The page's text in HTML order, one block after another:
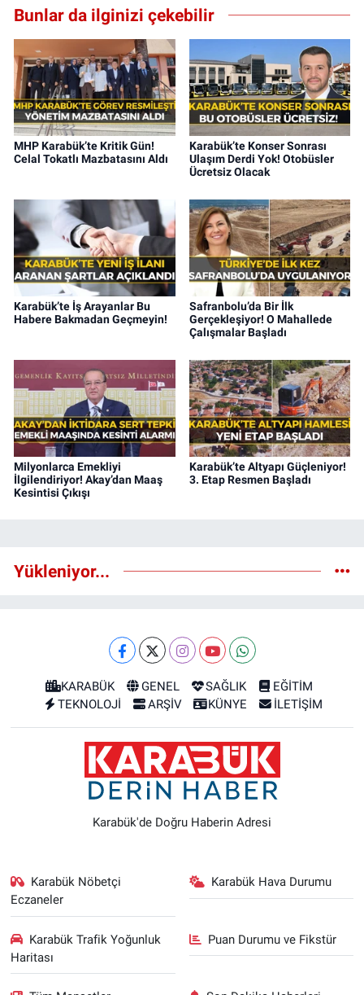
Bunlar da ilginizi çekebilir
MHP Karabük’te Kritik Gün!
Celal Tokatlı Mazbatasını Aldı
Karabük’te Konser Sonrası
Ulaşım Derdi Yok! Otobüsler
Ücretsiz Olacak
Karabük’te İş Arayanlar Bu
Habere Bakmadan Geçmeyin!
Safranbolu’da Bir İlk
Gerçekleşiyor! O Mahallede
Çalışmalar Başladı
Milyonlarca Emekliyi
İlgilendiriyor! Akay’dan Maaş
Kesintisi Çıkışı
Karabük’te Altyapı Güçleniyor!
3. Etap Resmen Başladı
Yükleniyor...
KARABÜK GENEL SAĞLIK
EĞİTİM
TEKNOLOJİ
ARŞİV KÜNYE İLETİŞİM
Karabük'de Doğru Haberin Adresi
Karabük Nöbetçi
Eczaneler
Karabük Hava Durumu
Karabük Trafik Yoğunluk
Haritası
Puan Durumu ve Fikstür